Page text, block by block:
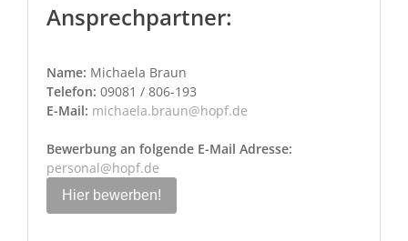
Ansprechpartner:
Name: Michaela Braun
Telefon: 09081 / 806-193
E-Mail: michaela.braun@hopf.de
Bewerbung an folgende E-Mail Adresse:
personal@hopf.de
Hier bewerben!